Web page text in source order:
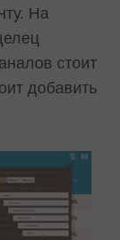
На
стоит
добавить